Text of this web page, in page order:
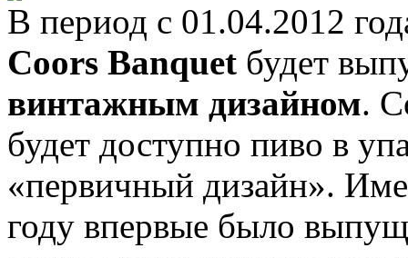
В период с 01.04.2012
Coors Banquet будет
винтажным дизайном.
будет доступно пиво в
«первичный дизайн».
году впервые было